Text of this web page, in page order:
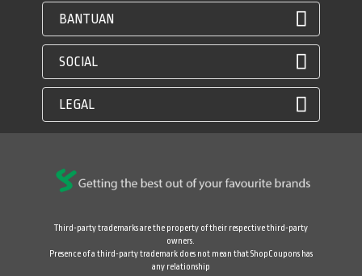
BANTUAN
SOCIAL
LEGAL
Third-party trademarks are the property of their respective third-party
owners.
Presence of a third-party trademark does not mean that ShopCoupons has
any relationship